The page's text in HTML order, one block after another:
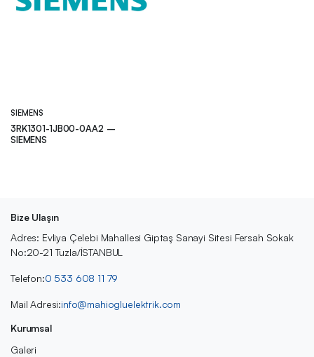
SIEMENS
3RK1301-1JB00-0AA2 –
SIEMENS
Bize Ulaşın
Adres: Evliya Çelebi Mahallesi Giptaş Sanayi Sitesi Fersah Sokak
No:20-21 Tuzla/İSTANBUL
Telefon:0 533 608 11 79
Mail Adresi:info@mahiogluelektrik.com
Kurumsal
Galeri